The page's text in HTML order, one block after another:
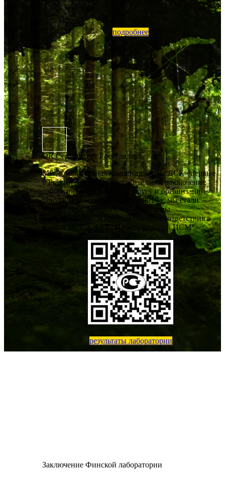
подробнее
QR Сертификат Росстандарт
Мы - строительная компания «АПС ДСК» первые
в России получили положительное заключение
лаборатории по клееному брусу и организации
завода. В Москве 22 октября 2018 г. мы стали
участником "Национальной системы
сертификации" и прошли оценку соответствия в
рамках НСС в ФБУ "Нижегородский ЦСМ".
результаты лаборатории
Заключение Финской лаборатории